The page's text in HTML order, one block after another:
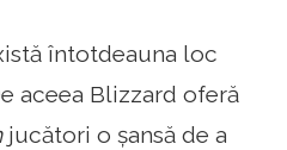
întotdeauna loc
aceea Blizzard oferă
jucători o șansă de a